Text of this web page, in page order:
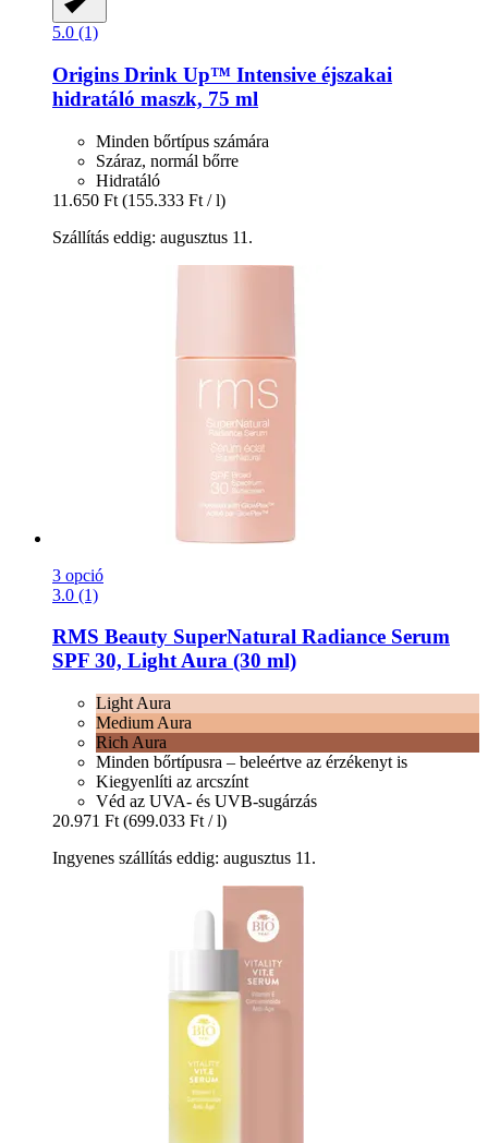
5.0 (1)
Origins Drink Up™ Intensive éjszakai
hidratáló maszk, 75 ml
Minden bőrtípus számára
Száraz, normál bőrre
Hidratáló
11.650 Ft (155.333 Ft / l)
Szállítás eddig: augusztus 11.
3 opció
3.0 (1)
RMS Beauty SuperNatural Radiance Serum
SPF 30, Light Aura (30 ml)
Light Aura
Medium Aura
Rich Aura
Minden bőrtípusra – beleértve az érzékenyt is
Kiegyenlíti az arcszínt
Véd az UVA- és UVB-sugárzás
20.971 Ft (699.033 Ft / l)
Ingyenes szállítás eddig: augusztus 11.